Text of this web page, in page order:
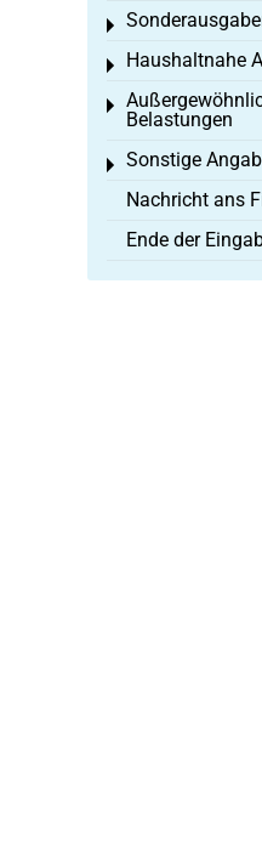
Toggle menu
Haushaltnahe
Toggle menu
Belastungen
Toggle menu
Sonstige
Toggle menu
Nachricht ans
Ende der